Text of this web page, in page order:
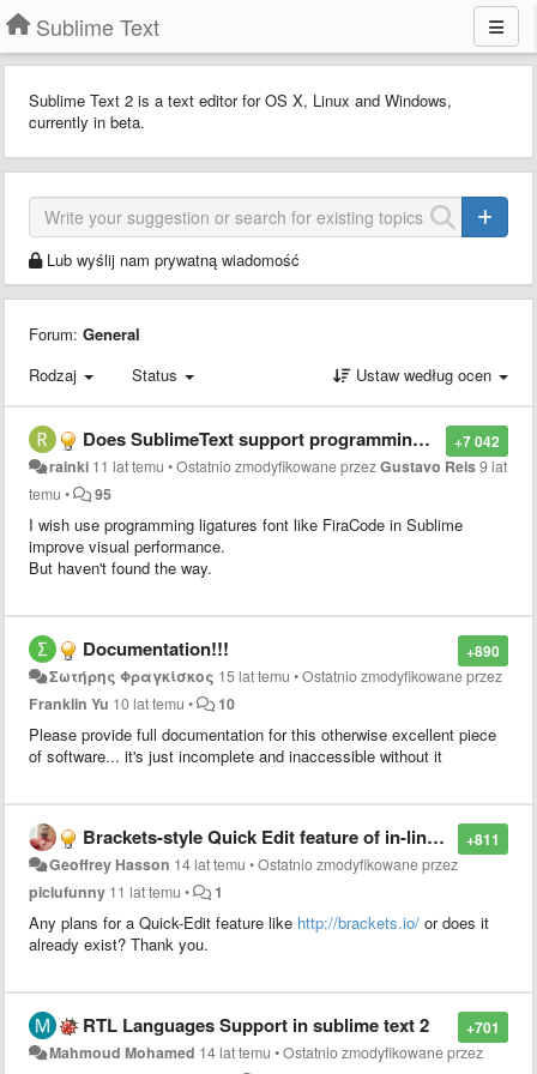
Sublime Text
Sublime Text 2 is a text editor for OS X, Linux and Windows,
currently in beta.
Lub wyślij nam prywatną wiadomość
Forum: General
Rodzaj
Status Ustaw według ocen
+7 042
Does SublimeText support programming ligatures font,like Fira Code?
rainki 11 lat temu •Ostatnio zmodyfikowane przezGustavo Reis9 lat
temu • 95
I wish use programming ligatures font like FiraCode in Sublime
improve visual performance.
But haven't found the way.
+890
Documentation!!!
Σωτήρης Φραγκίσκος 15 lat temu •Ostatnio zmodyfikowane przez
Franklin Yu 10 lat temu • 10
Please provide full documentation for this otherwise excellent piece
of software... it's just incomplete and inaccessible without it
+811
Brackets-style Quick Edit feature of in-line CSS styling
Geoffrey Hasson 14 lat temu •Ostatnio zmodyfikowane przez
piclufunny 11 lat temu • 1
Any plans for a Quick-Edit feature like http://brackets.io/ or does it
already exist? Thank you.
+701
RTL Languages Support in sublime text 2
Mahmoud Mohamed 14 lat temu •Ostatnio zmodyfikowane przez